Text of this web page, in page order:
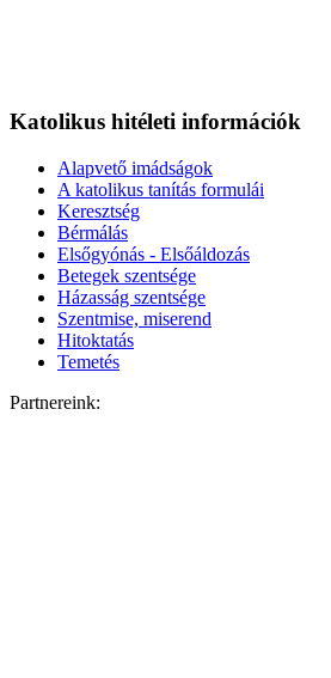
Katolikus hitéleti információk
Alapvető imádságok
A katolikus tanítás formulái
Keresztség
Bérmálás
Elsőgyónás - Elsőáldozás
Betegek szentsége
Házasság szentsége
Szentmise, miserend
Hitoktatás
Temetés
Partnereink: